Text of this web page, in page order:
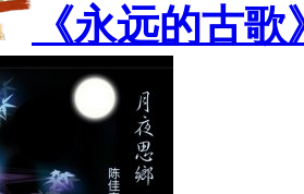
《永远的古